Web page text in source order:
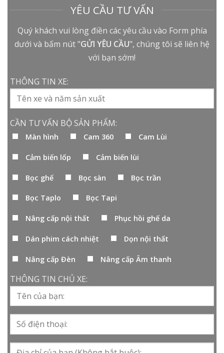
YÊU CẦU TƯ VẤN
Quý khách vui lòng điền các yêu cầu vào Form phía
dưới và bấm nút "GỬI YÊU CẦU", chúng tôi sẽ liên hệ
với bạn sớm!
THÔNG TIN XE:
CẦN TƯ VẤN BỘ SẢN PHẨM:
Màn hình Cam 360 Cam Lùi
Cảm biến lốp Cảm biến lùi
Bọc ghế Bọc sàn Bọc trần
Bọc Taplo Bọc Tapi
Nâng cấp nội thất Phục hồi ghế da
Dán phim cách nhiệt Dọn nội thất
Nâng cấp Đèn Nâng cấp Âm thanh
THÔNG TIN CHỦ XE: